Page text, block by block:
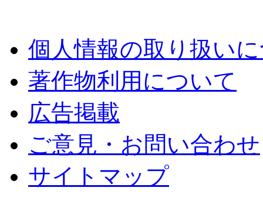
個人情報の取り扱い
著作物利用について
広告掲載
ご意見・お問い合わせ
サイトマップ